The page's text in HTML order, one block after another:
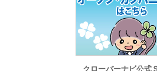
クローバーナビ公式